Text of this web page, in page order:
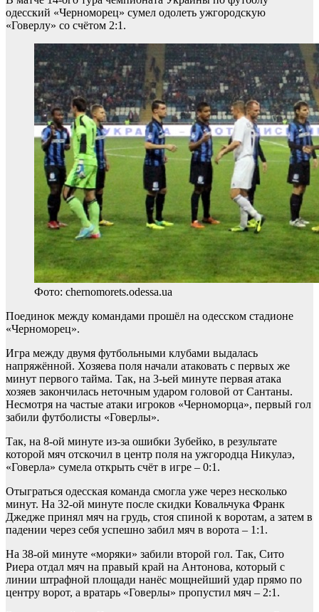
одесский «Черноморец» сумел одолеть ужгородскую
«Говерлу» со счётом 2:1.
Фото: chernomorets.odessa.ua
Поединок между командами прошёл на одесском стадионе
«Черноморец».
Игра между двумя футбольными клубами выдалась
напряжённой. Хозяева поля начали атаковать с первых же
минут первого тайма. Так, на 3-ьей минуте первая атака
хозяев закончилась неточным ударом головой от Сантаны.
Несмотря на частые атаки игроков «Черноморца», первый гол
забили футболисты «Говерлы».
Так, на 8-ой минуте из-за ошибки Зубейко, в результате
которой мяч отскочил в центр поля на ужгородца Никулаэ,
«Говерла» сумела открыть счёт в игре – 0:1.
Отыграться одесская команда смогла уже через несколько
минут. На 32-ой минуте после скидки Ковальчука Франк
Джедже принял мяч на грудь, стоя спиной к воротам, а затем в
падении через себя успешно забил мяч в ворота – 1:1.
На 38-ой минуте «моряки» забили второй гол. Так, Сито
Риера отдал мяч на правый край на Антонова, который с
линии штрафной площади нанёс мощнейший удар прямо по
центру ворот, а вратарь «Говерлы» пропустил мяч – 2:1.